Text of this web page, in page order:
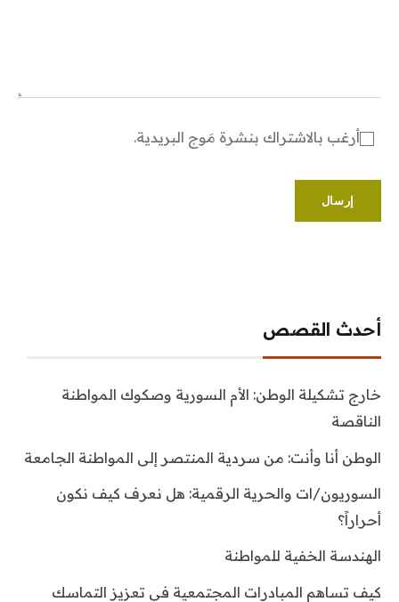
أرغب بالاشتراك بنشرة مَوج البريدية.
أحدث القصص
خارج تشكيلة الوطن: الأم السورية وصكوك المواطنة
الناقصة
الوطن أنا وأنت: من سردية المنتصر إلى المواطنة الجامعة
السوريون/ات والحرية الرقمية: هل نعرف كيف نكون
أحراراً؟
الهندسة الخفية للمواطنة
كيف تساهم المبادرات المجتمعية في تعزيز التماسك